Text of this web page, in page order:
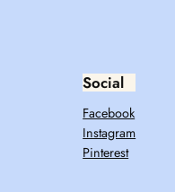
Social
Facebook
Instagram
Pinterest